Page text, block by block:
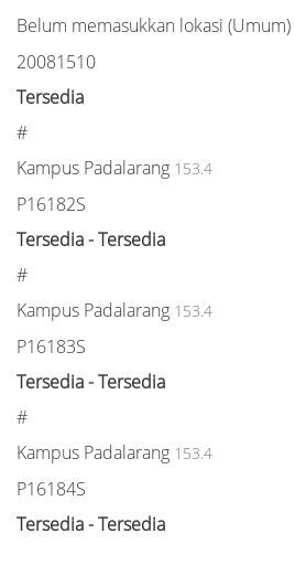
Belum memasukkan lokasi (Umum)
20081510
Tersedia
#
Kampus Padalarang 153.4
P16182S
Tersedia - Tersedia
#
Kampus Padalarang 153.4
P16183S
Tersedia - Tersedia
#
Kampus Padalarang 153.4
P16184S
Tersedia - Tersedia